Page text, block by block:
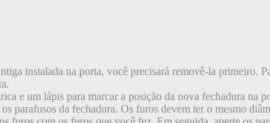
instalada na porta, você precisará removê-la primeiro.
e um lápis para marcar a posição da nova fechadura na
parafusos da fechadura. Os furos devem ter o mesmo